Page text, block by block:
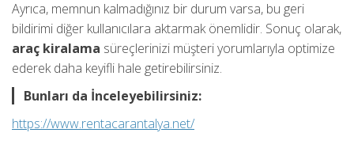
Ayrıca, memnun kalmadığınız bir durum varsa, bu geri
bildirimi diğer kullanıcılara aktarmak önemlidir. Sonuç olarak,
araç kiralama süreçlerinizi müşteri yorumlarıyla optimize
ederek daha keyifli hale getirebilirsiniz.
Bunları da İnceleyebilirsiniz:
https://www.rentacarantalya.net/